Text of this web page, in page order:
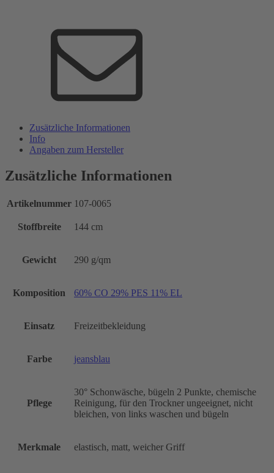
Zusätzliche Informationen
Info
Angaben zum Hersteller
Zusätzliche Informationen
Artikelnummer 107-0065
Stoffbreite 144 cm
Gewicht 290 g/qm
Komposition 60% CO 29% PES 11% EL
Einsatz Freizeitbekleidung
Farbe jeansblau
Pflege
30° Schonwäsche, bügeln 2 Punkte, chemische
Reinigung, für den Trockner ungeeignet, nicht
bleichen, von links waschen und bügeln
Merkmale elastisch, matt, weicher Griff